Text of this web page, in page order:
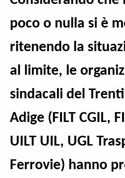
poco o nulla si è
ritenendo la
al limite, le
sindacali del
Adige (FILT CGIL,
UILT UIL, UGL
Ferrovie) hanno